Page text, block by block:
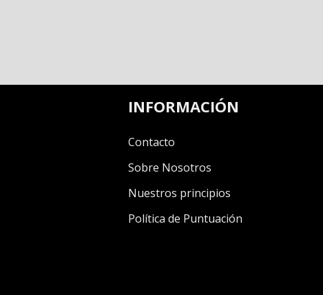
INFORMACIÓN
Contacto
Sobre Nosotros
Nuestros principios
Política de Puntuación